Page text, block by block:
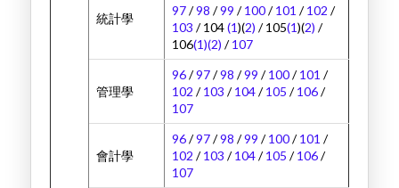
統計學
97/98 /99 /100/101 /102 /
103 / 104(1)(2) / 105(1)(2) /
106(1)(2) /107
管理學
96/97/98 /99 /100/101 /
102 /103 /104/105 /106/
107
會計學
96/97/98 /99 /100/101 /
102 /103 /104/105 /106/
107